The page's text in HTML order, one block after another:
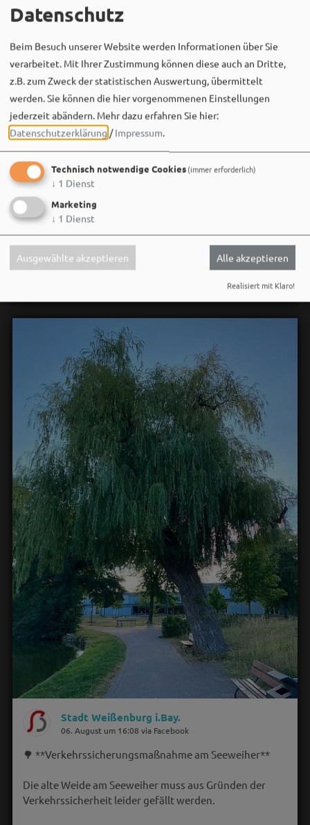
Bergwaldtheater
06. August um 18:08 via Facebook
Sei wie Luisa & Chiara!
Komm am 08.08. ins Bergwaldtheater und hol dir deinen
neuen Ohrwurm. 🎤✨
Gute Musik, beste Stimmung und ein Sommerabend,
der im Kopf bleibt. 🌿🎵
Stadt Weißenburg i.Bay.
06. August um 16:08 via Facebook
🌳 **Verkehrssicherungsmaßnahme am Seeweiher**
Die alte Weide am Seeweiher muss aus Gründen der
Verkehrssicherheit leider gefällt werden.
Datenschutz
Beim Besuch unserer Website werden Informationen über Sie
verarbeitet. Mit Ihrer Zustimmung können diese auch an Dritte,
z.B. zum Zweck der statistischen Auswertung, übermittelt
werden. Sie können die hier vorgenommenen Einstellungen
jederzeit abändern. Mehr dazu erfahren Sie hier:
Datenschutzerklärung /Impressum.
Technisch notwendige Cookies(immer erforderlich)
↓ 1 Dienst
Marketing
↓ 1 Dienst
Ausgewählte akzeptieren Alle akzeptieren
Realisiert mit Klaro!